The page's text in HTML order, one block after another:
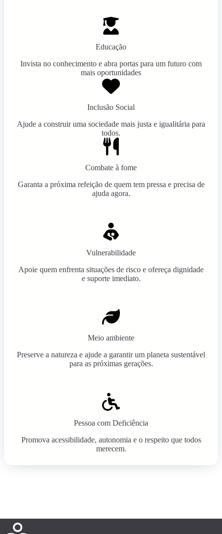
Educação
Invista no conhecimento e abra portas para um futuro com
mais oportunidades
Inclusão Social
Ajude a construir uma sociedade mais justa e igualitária para
todos.
Combate à fome
Garanta a próxima refeição de quem tem pressa e precisa de
ajuda agora.
Vulnerabilidade
Apoie quem enfrenta situações de risco e ofereça dignidade
e suporte imediato.
Meio ambiente
Preserve a natureza e ajude a garantir um planeta sustentável
para as próximas gerações.
Pessoa com Deficiência
Promova acessibilidade, autonomia e o respeito que todos
merecem.